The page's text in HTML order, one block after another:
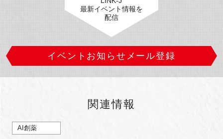
最新イベント情報を
配信
イベントお知らせメール登録
関連情報
AI創薬